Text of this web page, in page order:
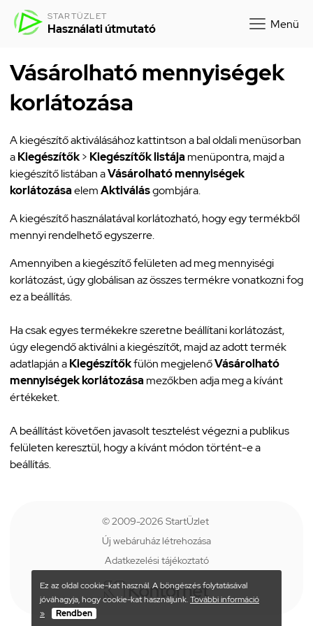
STARTÜZLET
Használati útmutató Menü
Vásárolható mennyiségek
korlátozása
A kiegészítő aktiválásához kattintson a bal oldali menüsorban
aKiegészítők> Kiegészítők listája menüpontra, majd a
kiegészítő listában aVásárolható mennyiségek
korlátozásaelemAktiválásgombjára.
A kiegészítő használatával korlátozható, hogy egy termékből
mennyi rendelhető egyszerre.
Amennyiben a kiegészítő felületen ad meg mennyiségi
korlátozást, úgy globálisan az összes termékre vonatkozni fog
ez a beállítás.
Ha csak egyes termékekre szeretne beállítani korlátozást,
úgy elegendő aktiválni a kiegészítőt, majd az adott termék
adatlapján aKiegészítőkfülön megjelenőVásárolható
mennyiségek korlátozása mezőkben adja meg a kívánt
értékeket.
A beállítást követően javasolt tesztelést végezni a publikus
felületen keresztül, hogy a kívánt módon történt-e a
beállítás.
© 2009-2026 StartÜzlet
Új webáruház létrehozása
Adatkezelési tájékoztató
Ez az oldal cookie-kat használ. A böngészés folytatásával
jóváhagyja, hogy cookie-kat használjunk.További információ
»
Rendben